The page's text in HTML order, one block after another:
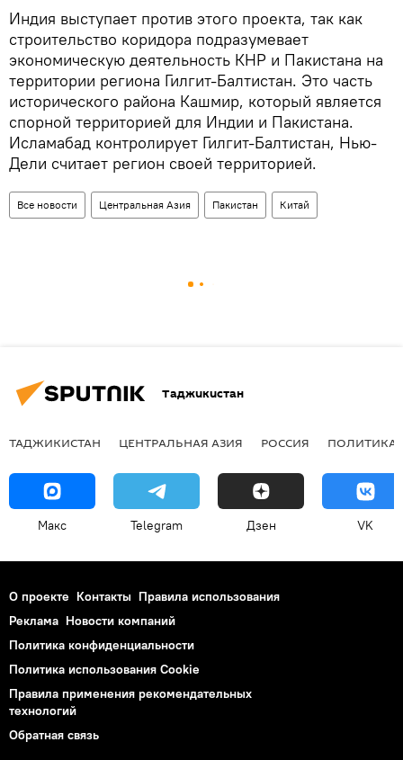
Индия выступает против этого проекта, так как
строительство коридора подразумевает
экономическую деятельность КНР и Пакистана на
территории региона Гилгит-Балтистан. Это часть
исторического района Кашмир, который является
спорной территорией для Индии и Пакистана.
Исламабад контролирует Гилгит-Балтистан, Нью-
Дели считает регион своей территорией.
Все новости Центральная Азия Пакистан Китай
Таджикистан
ТАДЖИКИСТАН ЦЕНТРАЛЬНАЯ АЗИЯ РОССИЯ ПОЛИТИКА
Макс Telegram Дзен VK
О проекте Контакты Правила использования
Реклама Новости компаний
Политика конфиденциальности
Политика использования Cookie
Правила применения рекомендательных
технологий
Обратная связь